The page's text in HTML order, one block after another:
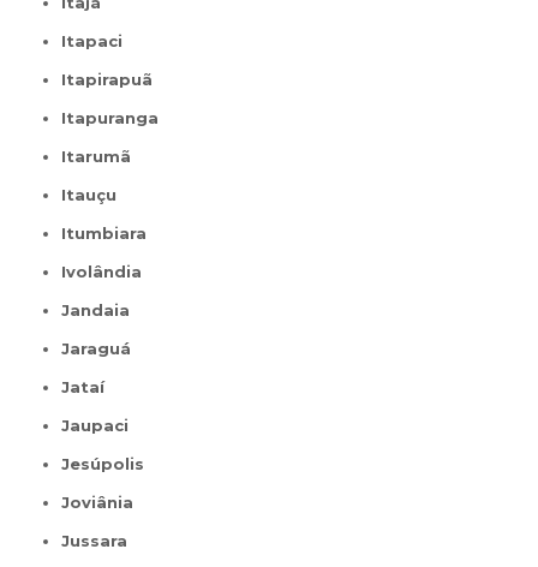
Itapaci
Itapirapuã
Itapuranga
Itarumã
Itauçu
Itumbiara
Ivolândia
Jandaia
Jaraguá
Jataí
Jaupaci
Jesúpolis
Joviânia
Jussara